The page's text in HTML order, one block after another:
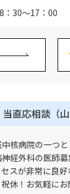
8：30～17：00
直応相談（山
核病院の一つ
経外科の医師
スが非常に良
休！お気軽にお